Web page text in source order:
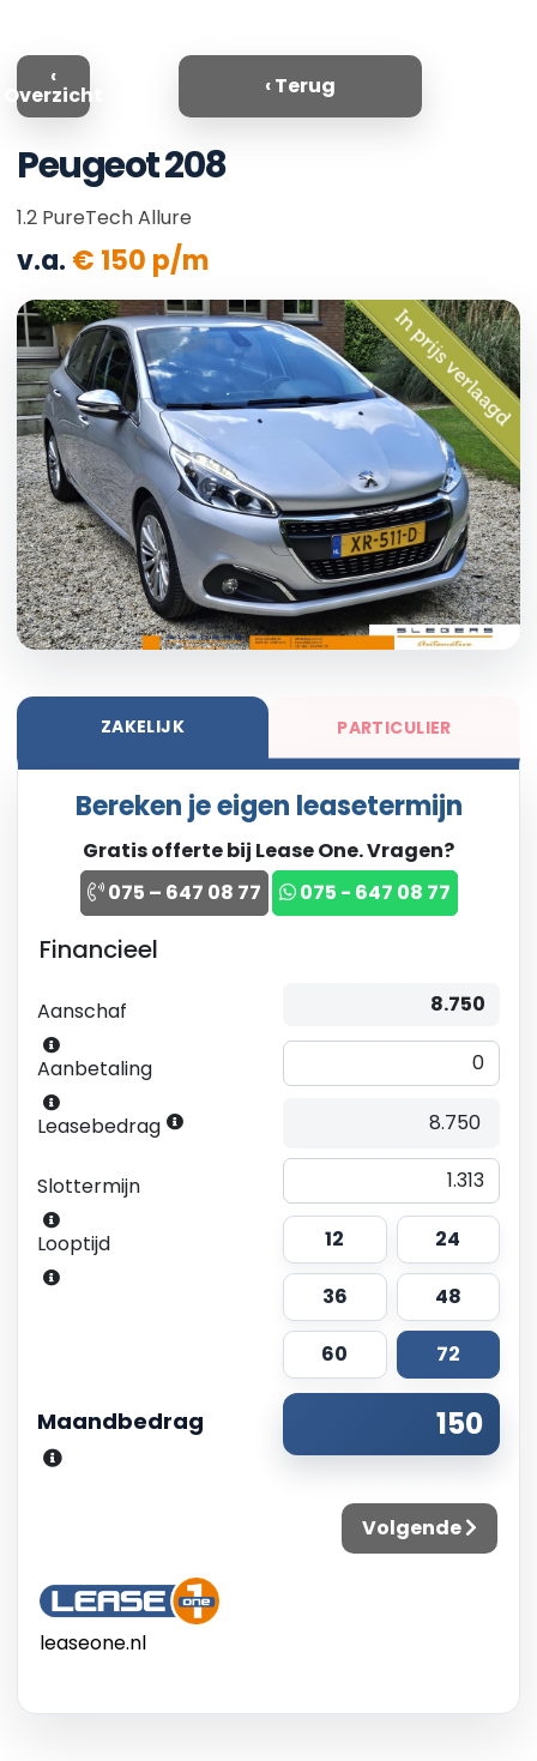
‹
Overzicht ‹ Terug
Peugeot208
1.2 PureTech Allure
v.a. € 150 p/m
ZAKELIJK PARTICULIER
Bereken je eigen leasetermijn
Gratis offerte bij Lease One. Vragen?
075 – 647 08 77
075 - 647 08 77
Financieel
Aanschaf
Aanbetaling
Leasebedrag
Slottermijn
Looptijd 12 24
36 48
60 72
Maandbedrag
leaseone.nl
Volgende